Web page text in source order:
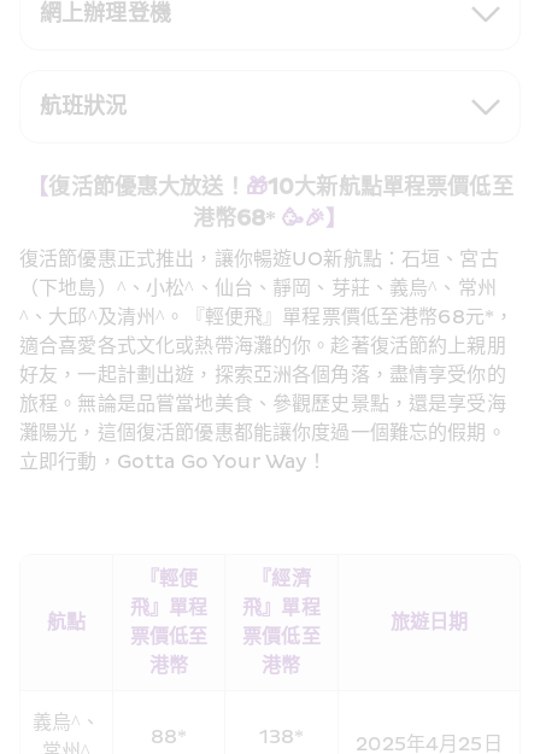
網上辦理登機
航班狀況
【復活節優惠大放送！ 🎁10大新航點單程票價低至
港幣68* 🥳🎉】
復活節優惠正式推出，讓你暢遊UO新航點：石垣、宮古
（下地島）^、小松^、仙台、靜岡、芽莊、義烏^、常州
^、大邱^及清州^。『輕便飛』單程票價低至港幣68元*，
適合喜愛各式文化或熱帶海灘的你。趁著復活節約上親朋
好友，一起計劃出遊，探索亞洲各個角落，盡情享受你的
旅程。無論是品嘗當地美食、參觀歷史景點，還是享受海
灘陽光，這個復活節優惠都能讓你度過一個難忘的假期。
立即行動，Gotta Go Your Way！
航點
『輕便
飛』單程
票價低至
港幣
『經濟
飛』單程
票價低至
港幣
旅遊日期
義烏^、
88* 138*
2025年4月25日